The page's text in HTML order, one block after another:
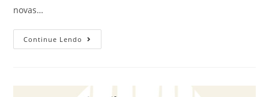
novas…
Continue Lendo